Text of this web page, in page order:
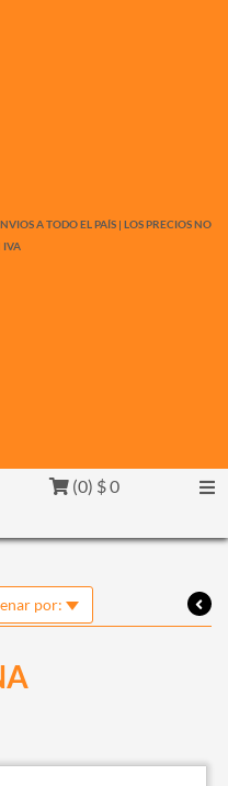
A TODO EL PAÍS | LOS PRECIOS NO
IVA
(0) $ 0
por: